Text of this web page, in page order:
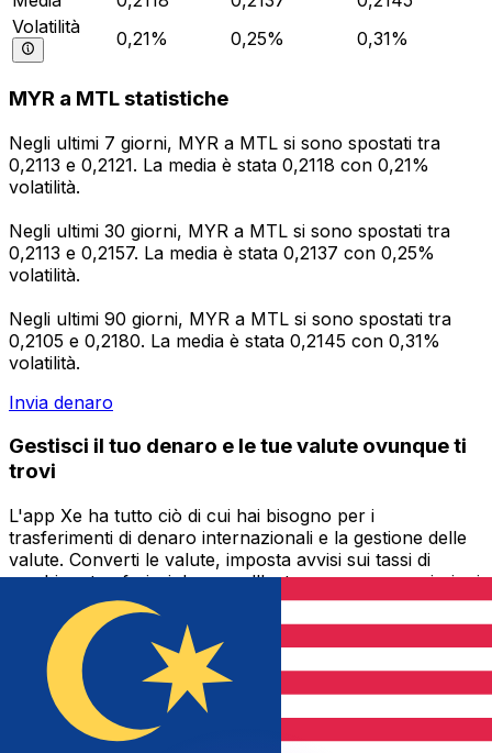
Volatilità
0,21% 0,25% 0,31%
MYR a MTL statistiche
Negli ultimi 7 giorni, MYR a MTL si sono spostati tra
0,2113 e 0,2121. La media è stata 0,2118 con 0,21%
volatilità.
Negli ultimi 30 giorni, MYR a MTL si sono spostati tra
0,2113 e 0,2157. La media è stata 0,2137 con 0,25%
volatilità.
Negli ultimi 90 giorni, MYR a MTL si sono spostati tra
0,2105 e 0,2180. La media è stata 0,2145 con 0,31%
volatilità.
Invia denaro
Gestisci il tuo denaro e le tue valute ovunque ti
trovi
L'app Xe ha tutto ciò di cui hai bisogno per i
trasferimenti di denaro internazionali e la gestione delle
valute. Converti le valute, imposta avvisi sui tassi di
cambio e trasferisci denaro all'estero senza commissioni
nascoste. Scaricala oggi stesso!